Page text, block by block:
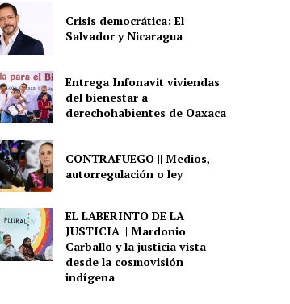
Crisis democrática: El
Salvador y Nicaragua
Entrega Infonavit viviendas
del bienestar a
derechohabientes de Oaxaca
CONTRAFUEGO || Medios,
autorregulación o ley
EL LABERINTO DE LA
JUSTICIA || Mardonio
Carballo y la justicia vista
desde la cosmovisión
indígena